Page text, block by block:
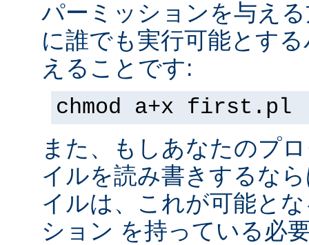
パーミッションを与え
に誰でも実行可能とす
えることです:
chmod a+x first.pl
また、もしあなたのプ
イルを読み書きするな
イルは、これが可能と
ション を持っている必